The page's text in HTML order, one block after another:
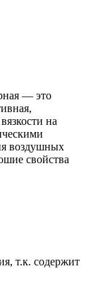
— это
на
воздушных
свойства
т.к. содержит